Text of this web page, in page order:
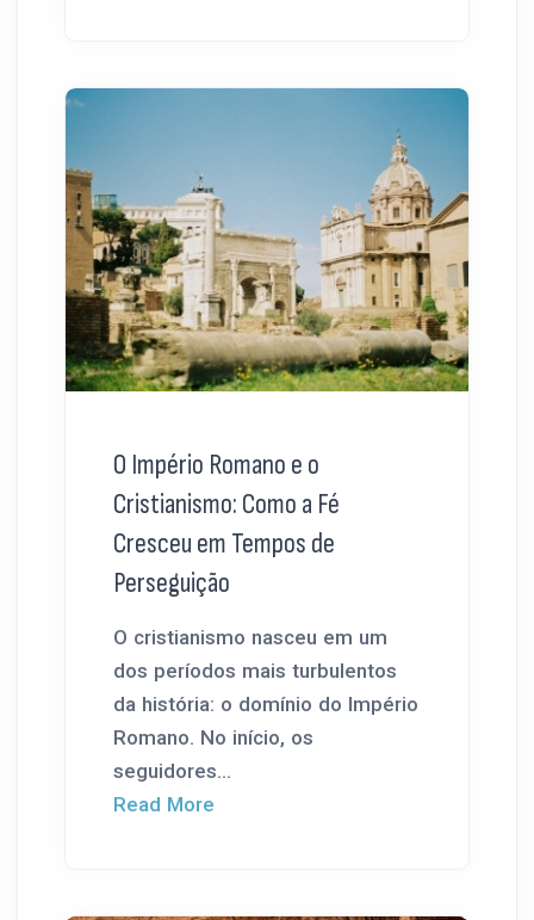
O Império Romano e o
Cristianismo: Como a Fé
Cresceu em Tempos de
Perseguição
O cristianismo nasceu em um
dos períodos mais turbulentos
da história: o domínio do Império
Romano. No início, os
seguidores...
Read More